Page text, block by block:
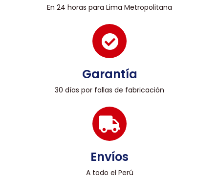
En 24 horas para Lima Metropolitana
Garantía
30 días por fallas de fabricación
Envíos
A todo el Perú